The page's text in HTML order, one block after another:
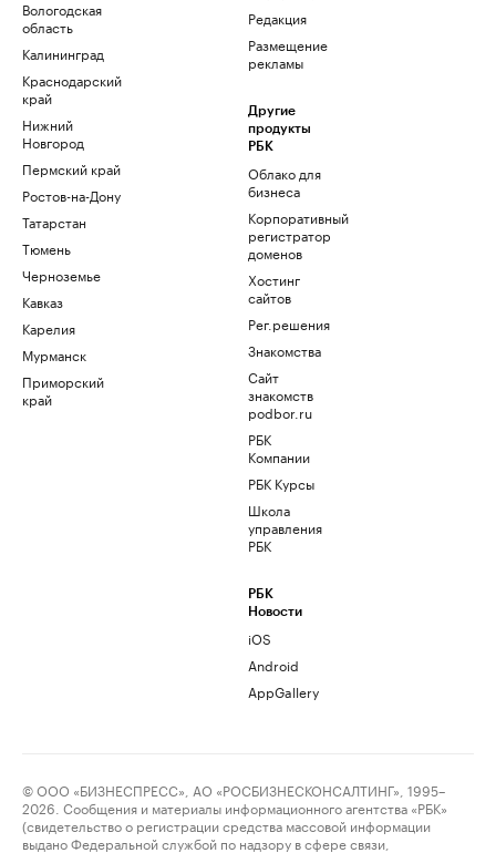
Вологодская
область
Калининград
Краснодарский
край
Нижний
Новгород
Пермский край
Ростов-на-Дону
Татарстан
Тюмень
Черноземье
Кавказ
Карелия
Мурманск
Приморский
край
Редакция
Размещение
рекламы
Другие
продукты
РБК
Облако для
бизнеса
Корпоративный
регистратор
доменов
Хостинг
сайтов
Рег.решения
Знакомства
Сайт
знакомств
podbor.ru
РБК
Компании
РБК Курсы
Школа
управления
РБК
РБК
Новости
iOS
Android
AppGallery
© ООО «БИЗНЕСПРЕСС», АО «РОСБИЗНЕСКОНСАЛТИНГ», 1995–
2026. Сообщения и материалы информационного агентства «РБК»
(свидетельство о регистрации средства массовой информации
выдано Федеральной службой по надзору в сфере связи,